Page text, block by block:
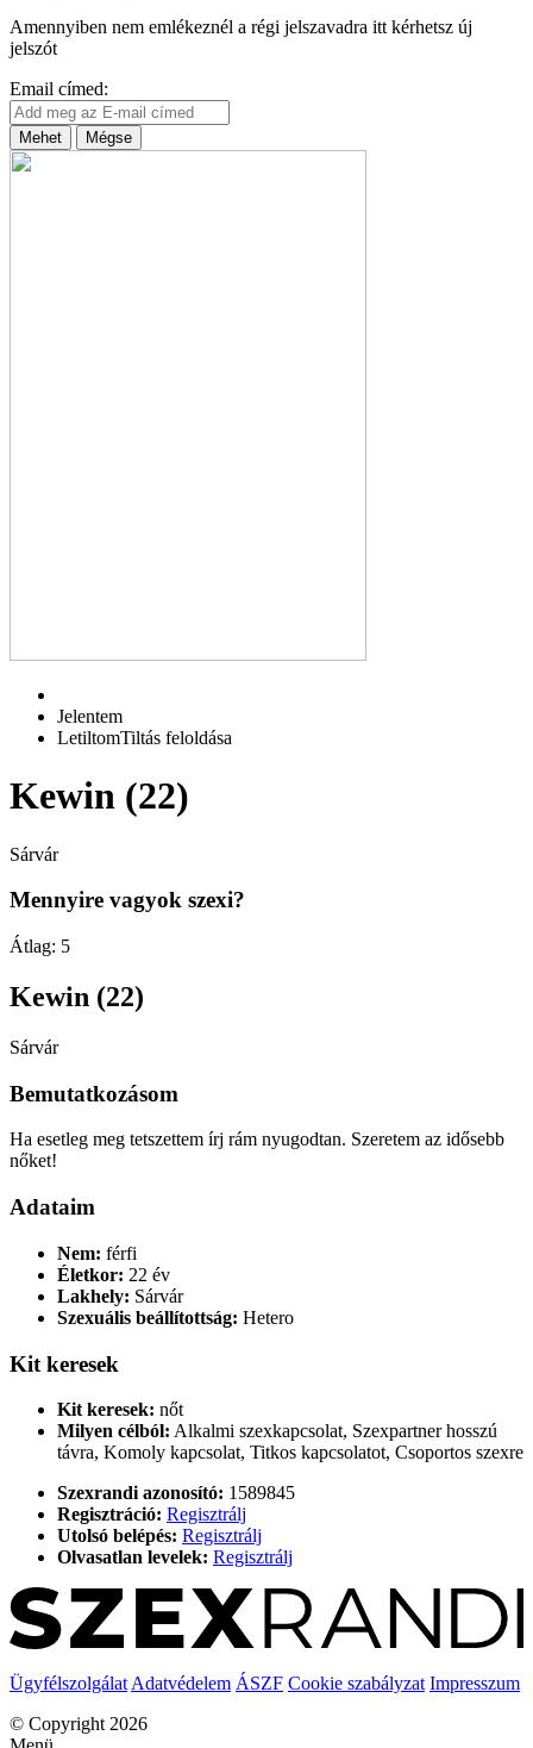
Amennyiben nem emlékeznél a régi jelszavadra itt kérhetsz új
jelszót
Email címed:
Mehet Mégse
Jelentem
LetiltomTiltás feloldása
Kewin (22)
Sárvár
Mennyire vagyok szexi?
Átlag: 5
Kewin (22)
Sárvár
Bemutatkozásom
Ha esetleg meg tetszettem írj rám nyugodtan. Szeretem az idősebb
nőket!
Adataim
Nem: férfi
Életkor: 22 év
Lakhely: Sárvár
Szexuális beállítottság: Hetero
Kit keresek
Kit keresek: nőt
Milyen célból: Alkalmi szexkapcsolat, Szexpartner hosszú
távra, Komoly kapcsolat, Titkos kapcsolatot, Csoportos szexre
Szexrandi azonosító: 1589845
Regisztráció: Regisztrálj
Utolsó belépés: Regisztrálj
Olvasatlan levelek: Regisztrálj
Ügyfélszolgálat Adatvédelem ÁSZF Cookie szabályzat Impresszum
© Copyright 2026